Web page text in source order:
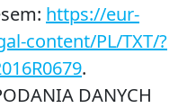
https://eur-
content/PL/TXT/?
.
DANYCH